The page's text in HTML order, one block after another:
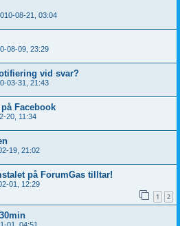
08-21, 03:04
08-09, 23:29
vid svar?
03-31, 21:43
Facebook
20, 11:34
19, 21:02
på ForumGas tilltar!
01, 12:29
1 2